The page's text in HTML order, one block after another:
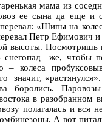
мама из
ее сына да еще и
«Шипы на
Петр Ефимович
высоты. Посмотришь
же, чтобы
– колеса
значит,
боролись.
в разобранном
полагалась и вся
А вот